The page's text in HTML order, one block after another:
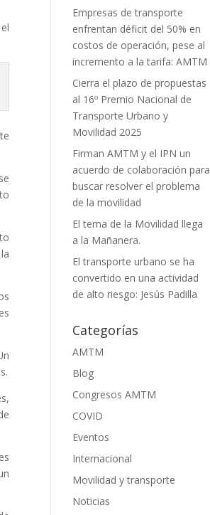
Empresas de transporte
enfrentan déficit del 50% en
costos de operación, pese al
incremento a la tarifa: AMTM
Cierra el plazo de propuestas
al 16º Premio Nacional de
Transporte Urbano y
Movilidad 2025
Firman AMTM y el IPN un
acuerdo de colaboración para
buscar resolver el problema
de la movilidad
El tema de la Movilidad llega
a la Mañanera.
El transporte urbano se ha
convertido en una actividad
de alto riesgo: Jesús Padilla
Categorías
AMTM
Blog
Congresos AMTM
COVID
Eventos
Internacional
Movilidad y transporte
Noticias